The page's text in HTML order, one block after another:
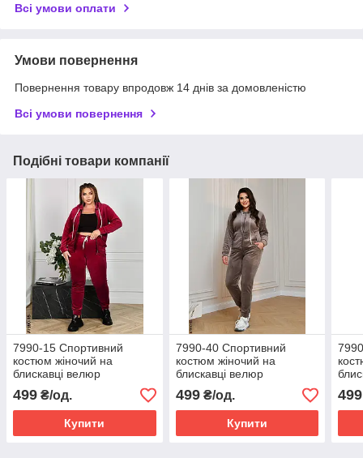
Всі умови оплати
Умови повернення
Повернення товару впродовж 14 днів за домовленістю
Всі умови повернення
Подібні товари компанії
7990-15 Спортивний
костюм жіночий на
блискавці велюр
супербатал (4 од:
54,56.58.60)
499 ₴/од.
Купити
7990-40 Спортивний
костюм жіночий на
блискавці велюр
супербатал (4 од:
54,56.58.60)
499₴/од.
Купити
499